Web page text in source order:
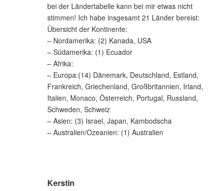
bei der Ländertabelle kann bei mir etwas nicht
stimmen! Ich habe insgesamt 21 Länder bereist:
Übersicht der Kontinente:
– Nordamerika: (2) Kanada, USA
– Südamerika: (1) Ecuador
– Afrika:
– Europa:(14) Dänemark, Deutschland, Estland,
Frankreich, Griechenland, Großbritannien, Irland,
Italien, Monaco, Österreich, Portugal, Russland,
Schweden, Schweiz
– Asien: (3) Israel, Japan, Kambodscha
– Australien/Ozeanien: (1) Australien
Kerstin